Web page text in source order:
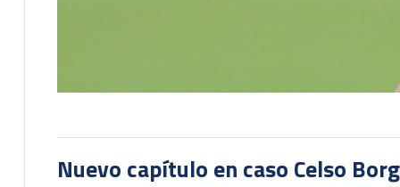
Nuevo capítulo en caso Celso